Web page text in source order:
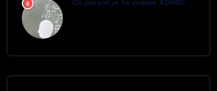
6 Co přesně je to známé ADHD?